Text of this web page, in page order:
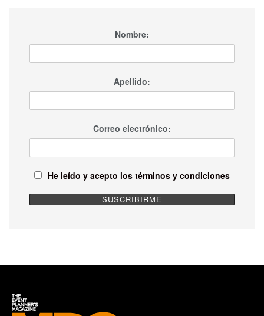
Nombre:
Apellido:
Correo electrónico:
He leído y acepto los términos y condiciones